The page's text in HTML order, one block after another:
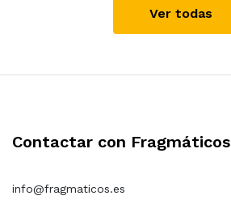
Ver todas
Contactar con Fragmáticos
info@fragmaticos.es